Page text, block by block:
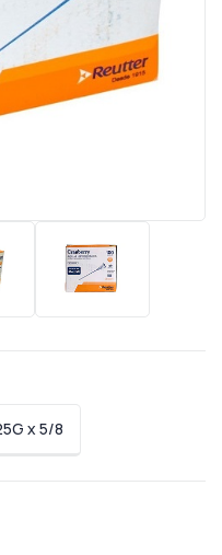
x 5/8